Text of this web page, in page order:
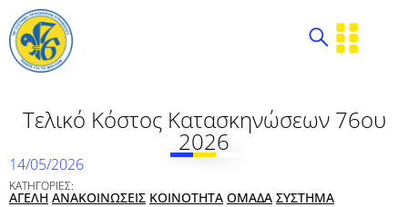
Τελικό Κόστος Κατασκηνώσεων 76ου
2026
14/05/2026
ΚΑΤΗΓΟΡΙΕΣ:
ΑΓΕΛΗ ΑΝΑΚΟΙΝΩΣΕΙΣ ΚΟΙΝΟΤΗΤΑ ΟΜΑΔΑ ΣΥΣΤΗΜΑ